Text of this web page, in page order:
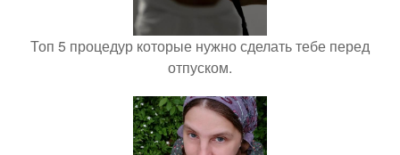
Топ 5 процедур которые нужно сделать тебе перед
отпуском.